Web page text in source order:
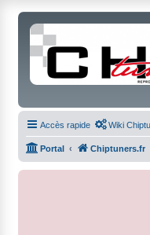
Accès rapide Wiki
Portal Chiptuners.fr